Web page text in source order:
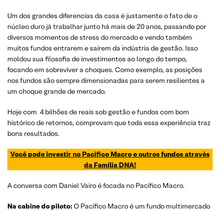
Um dos grandes diferencias da casa é justamente o fato de o
núcleo duro já trabalhar junto há mais de 20 anos, passando por
diversos momentos de stress do mercado e vendo também
muitos fundos entrarem e saírem da indústria de gestão. Isso
moldou sua filosofia de investimentos ao longo do tempo,
focando em sobreviver a choques. Como exemplo, as posições
nos fundos são sempre dimensionadas para serem resilientes a
um choque grande de mercado.
Hoje com 4 bilhões de reais sob gestão e fundos com bom
histórico de retornos, comprovam que toda essa experiência traz
bons resultados.
Você pode investir no Pacifico Macro e outros fundos através
da Família DNA!
A conversa com Daniel Vairo é focada no Pacífico Macro.
Na cabine do piloto:O Pacífico Macro é um fundo multimercado